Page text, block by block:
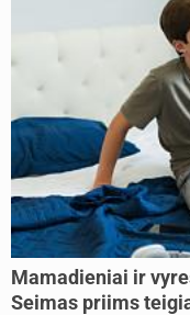
Mamadieniai ir
Seimas priims